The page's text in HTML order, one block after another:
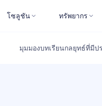
โซลูชัน ทรัพยากร
มุมมองบทเรียนกลยุทธ์ที่มีป